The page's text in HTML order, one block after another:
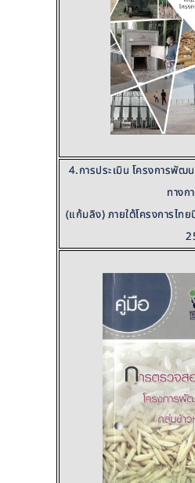
4.การประเมิน โครงการพัฒ
ทางก
(แก้มลิง) ภายใต้โครงการไท